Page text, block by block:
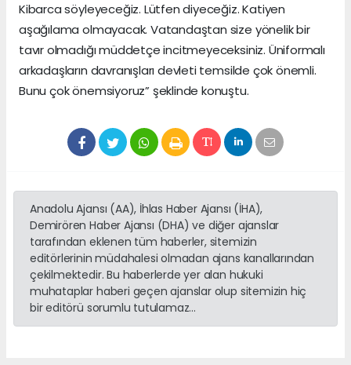
Kibarca söyleyeceğiz. Lütfen diyeceğiz. Katiyen
aşağılama olmayacak. Vatandaştan size yönelik bir
tavır olmadığı müddetçe incitmeyeceksiniz. Üniformalı
arkadaşların davranışları devleti temsilde çok önemli.
Bunu çok önemsiyoruz” şeklinde konuştu.
Anadolu Ajansı (AA), İhlas Haber Ajansı (İHA),
Demirören Haber Ajansı (DHA) ve diğer ajanslar
tarafından eklenen tüm haberler, sitemizin
editörlerinin müdahalesi olmadan ajans kanallarından
çekilmektedir. Bu haberlerde yer alan hukuki
muhataplar haberi geçen ajanslar olup sitemizin hiç
bir editörü sorumlu tutulamaz...